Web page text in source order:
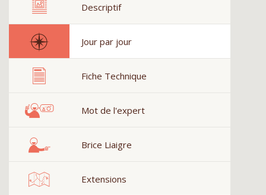
Descriptif
Jour par jour
Fiche Technique
Mot de l'expert
Brice Liaigre
Extensions